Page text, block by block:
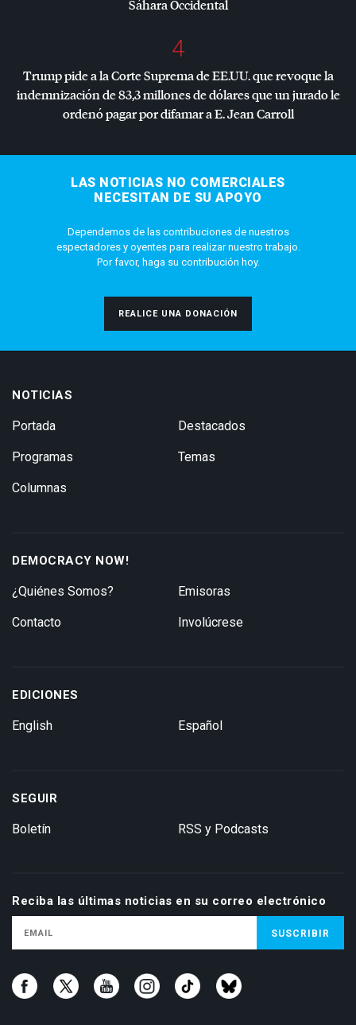
Sáhara Occidental
4
Trump pide a la Corte Suprema de EE.UU. que revoque la
indemnización de 83,3 millones de dólares que un jurado le
ordenó pagar por difamar a E. Jean Carroll
LAS NOTICIAS NO COMERCIALES
NECESITAN DE SU APOYO
Dependemos de las contribuciones de nuestros
espectadores y oyentes para realizar nuestro trabajo.
Por favor, haga su contribución hoy.
REALICE UNA DONACIÓN
NOTICIAS
Portada
Programas
Columnas
Destacados
Temas
DEMOCRACY NOW!
¿Quiénes Somos?
Contacto
Emisoras
Involúcrese
EDICIONES
English Español
SEGUIR
Boletín RSS y Podcasts
Reciba las últimas noticias en su correo electrónico